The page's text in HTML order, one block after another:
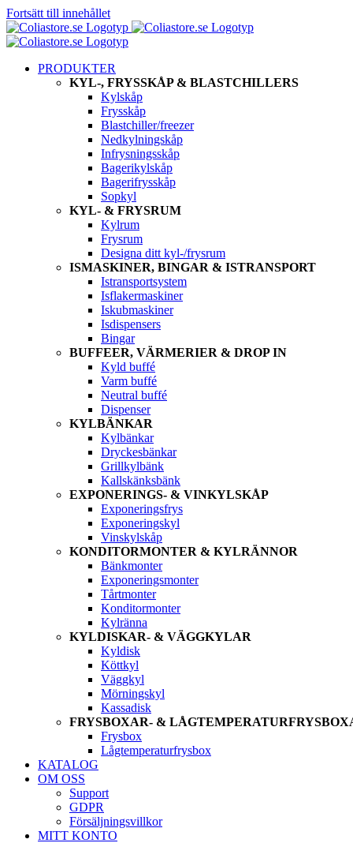
Fortsätt till innehållet
PRODUKTER
KYL-, FRYSSKÅP & BLASTCHILLERS
Kylskåp
Frysskåp
Blastchiller/freezer
Nedkylningskåp
Infrysningsskåp
Bagerikylskåp
Bagerifrysskåp
Sopkyl
KYL- & FRYSRUM
Kylrum
Frysrum
Designa ditt kyl-/frysrum
ISMASKINER, BINGAR & ISTRANSPORT
Istransportsystem
Isflakermaskiner
Iskubmaskiner
Isdispensers
Bingar
BUFFEER, VÄRMERIER & DROP IN
Kyld buffé
Varm buffé
Neutral buffé
Dispenser
KYLBÄNKAR
Kylbänkar
Dryckesbänkar
Grillkylbänk
Kallskänksbänk
EXPONERINGS- & VINKYLSKÅP
Exponeringsfrys
Exponeringskyl
Vinskylskåp
KONDITORMONTER & KYLRÄNNOR
Bänkmonter
Exponeringsmonter
Tårtmonter
Konditormonter
Kylränna
KYLDISKAR- & VÄGGKYLAR
Kyldisk
Köttkyl
Väggkyl
Mörningskyl
Kassadisk
FRYSBOXAR- &
Frysbox
Lågtemperaturfrysbox
KATALOG
OM OSS
Support
GDPR
Försäljningsvillkor
MITT KONTO